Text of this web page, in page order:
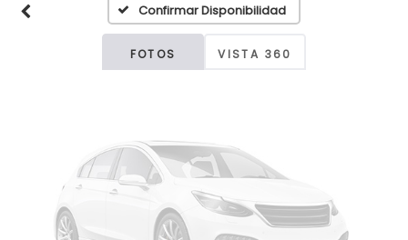
Confirmar Disponibilidad
FOTOS VISTA 360
Por favor, revise luego